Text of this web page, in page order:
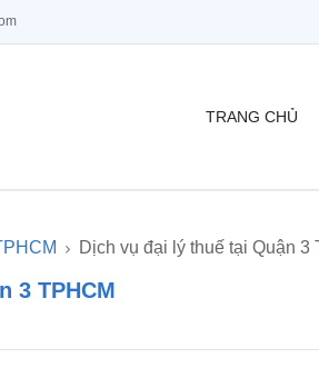
TRANG CHỦ
Dịch vụ đại lý thuế tại Quận 3
3 TPHCM